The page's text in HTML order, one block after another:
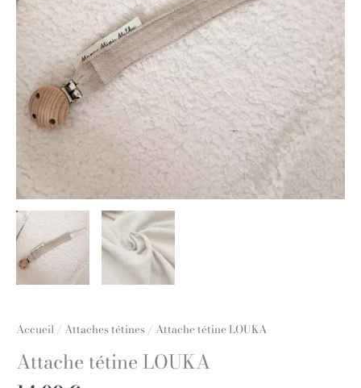
Accueil / Attaches tétines / Attache tétine LOUKA
Attache tétine LOUKA